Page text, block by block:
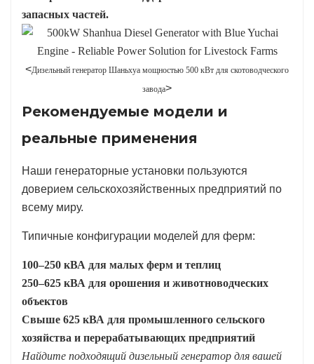
запасных частей.
<Дизельный генератор Шаньхуа мощностью 500 кВт для скотоводческого
завода>
Рекомендуемые модели и
реальные применения
Наши генераторные установки пользуются
доверием сельскохозяйственных предприятий по
всему миру.
Типичные конфигурации моделей для ферм:
100–250 кВА для малых ферм и теплиц
250–625 кВА для орошения и животноводческих
объектов
Свыше 625 кВА для промышленного сельского
хозяйства и перерабатывающих предприятий
Найдите подходящий дизельный генератор для вашей